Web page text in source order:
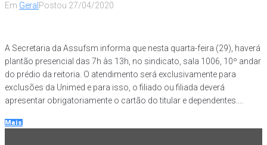
Em Geral Postou 27/04/2020
A Secretaria da Assufsm informa que nesta quarta-feira (29), haverá
plantão presencial das 7h às 13h, no sindicato, sala 1006, 10º andar
do prédio da reitoria. O atendimento será exclusivamente para
exclusões da Unimed e para isso, o filiado ou filiada deverá
apresentar obrigatoriamente o cartão do titular e dependentes....
Mais